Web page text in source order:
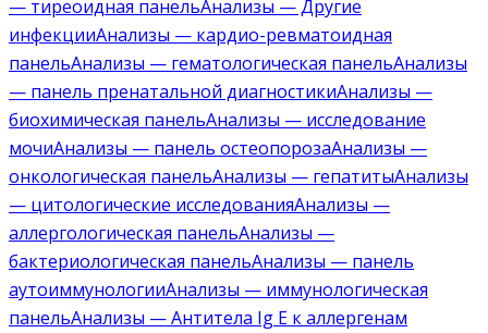
— тиреоидная панельАнализы — Другие
инфекцииАнализы — кардио-ревматоидная
панельАнализы — гематологическая панельАнализы
— панель пренатальной диагностикиАнализы —
биохимическая панельАнализы — исследование
мочиАнализы — панель остеопорозаАнализы —
онкологическая панельАнализы — гепатитыАнализы
— цитологические исследованияАнализы —
аллергологическая панельАнализы —
бактериологическая панельАнализы — панель
аутоиммунологииАнализы — иммунологическая
панельАнализы — Антитела Ig E к аллергенам